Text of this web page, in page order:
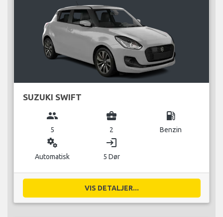
SUZUKI SWIFT
group
5
business_center
2
local_gas_station
Benzin
miscellaneous_services
Automatisk
login
5 Dør
VIS DETALJER...